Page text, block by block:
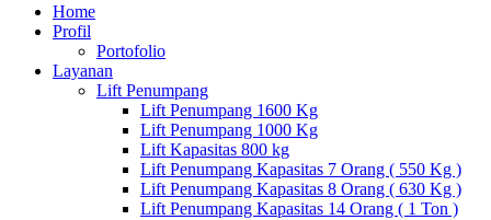
Home
Profil
Portofolio
Layanan
Lift Penumpang
Lift Penumpang 1600 Kg
Lift Penumpang 1000 Kg
Lift Kapasitas 800 kg
Lift Penumpang Kapasitas 7 Orang ( 550 Kg )
Lift Penumpang Kapasitas 8 Orang ( 630 Kg )
Lift Penumpang Kapasitas 14 Orang ( 1 Ton )